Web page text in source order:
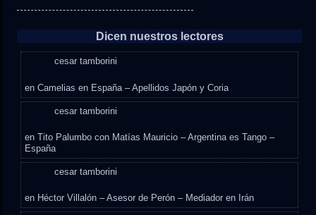
Dicen nuestros lectores
cesar tamborini
enCamelias en España – Apellidos Japón y Coria
cesar tamborini
enTito Palumbo con Matías Mauricio – Argentina es Tango –
España
cesar tamborini
en Héctor Villalón – Asesor de Perón – Mediador en Irán